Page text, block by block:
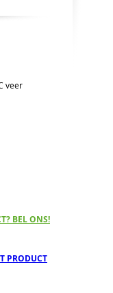
veer
BEL ONS!
PRODUCT